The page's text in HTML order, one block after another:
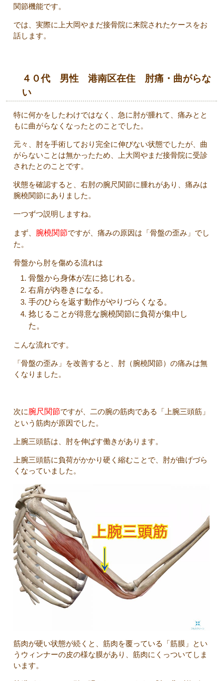
関節機能です。
では、実際に上大岡やまだ接骨院に来院されたケースをお
話します。
４０代 男性 港南区在住 肘痛・曲がらな
い
特に何かをしたわけではなく、急に肘が腫れて、痛みとと
もに曲がらなくなったとのことでした。
元々、肘を手術しており完全に伸びない状態でしたが、曲
がらないことは無かったため、上大岡やまだ接骨院に受診
されたとのことです。
状態を確認すると、右肘の腕尺関節に腫れがあり、痛みは
腕橈関節にありました。
一つずつ説明しますね。
まず、 腕橈関節ですが、痛みの原因は「骨盤の歪み」でし
た。
骨盤から肘を傷める流れは
骨盤から身体が左に捻じれる。
右肩が内巻きになる。
手のひらを返す動作がやりづらくなる。
捻じることが得意な腕橈関節に負荷が集中し
た。
こんな流れです。
「骨盤の歪み」を改善すると、肘（腕橈関節）の痛みは無
くなりました。
次に腕尺関節ですが、二の腕の筋肉である「上腕三頭筋」
という筋肉が原因でした。
上腕三頭筋は、肘を伸ばす働きがあります。
上腕三頭筋に負荷がかかり硬く縮むことで、肘が曲げづら
くなっていました。
筋肉が硬い状態が続くと、筋肉を覆っている「筋膜」とい
うウィンナーの皮の様な膜があり、筋肉にくっついてしま
います。